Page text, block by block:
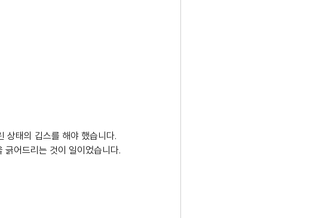
상태의 깁스를 해야 했습니다.
어드리는 것이 일이었습니다.